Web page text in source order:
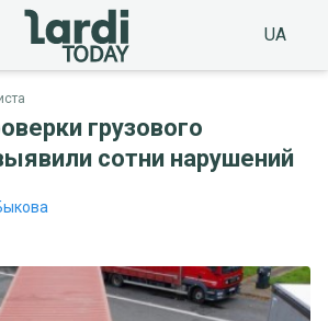
UA
грузового
сотни нарушений